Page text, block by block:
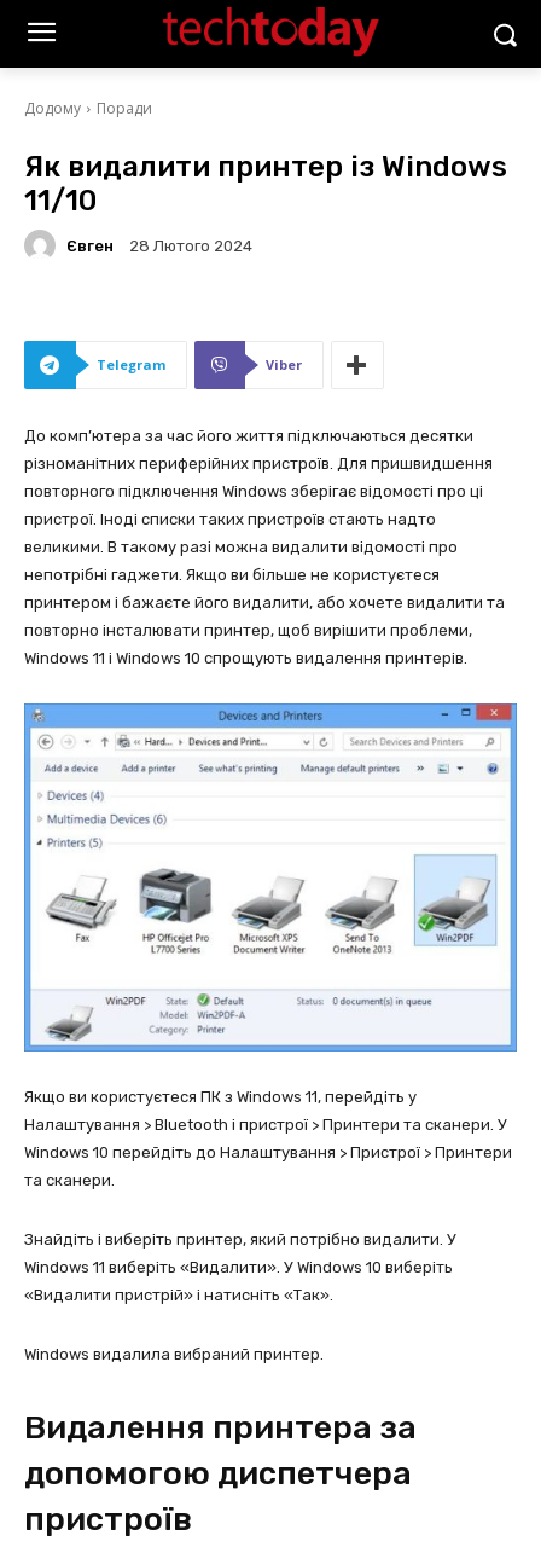
Додому Поради
Як видалити принтер із Windows
11/10
Євген 28 Лютого 2024
Telegram Viber
До комп’ютера за час його життя підключаються десятки
різноманітних периферійних пристроїв. Для пришвидшення
повторного підключення Windows зберігає відомості про ці
пристрої. Іноді списки таких пристроїв стають надто
великими. В такому разі можна видалити відомості про
непотрібні гаджети. Якщо ви більше не користуєтеся
принтером і бажаєте його видалити, або хочете видалити та
повторно інсталювати принтер, щоб вирішити проблеми,
Windows 11 і Windows 10 спрощують видалення принтерів.
Якщо ви користуєтеся ПК з Windows 11, перейдіть у
Налаштування > Bluetooth і пристрої > Принтери та сканери. У
Windows 10 перейдіть до Налаштування > Пристрої > Принтери
та сканери.
Знайдіть і виберіть принтер, який потрібно видалити. У
Windows 11 виберіть «Видалити». У Windows 10 виберіть
«Видалити пристрій» і натисніть «Так».
Windows видалила вибраний принтер.
Видалення принтера за
допомогою диспетчера
пристроїв